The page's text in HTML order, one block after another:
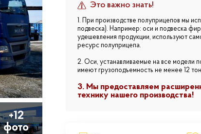
+12
фото
Это важно знать!
1. При производстве полуприцепов мы
подвеска). Например: оси и подвеска
удешевления продукции, используют
ресурс полуприцепа.
2. Оси, устанавливаемые на все модели
имеют грузоподъемность не менее 12
3. Мы предоставляем
технику нашего производства!